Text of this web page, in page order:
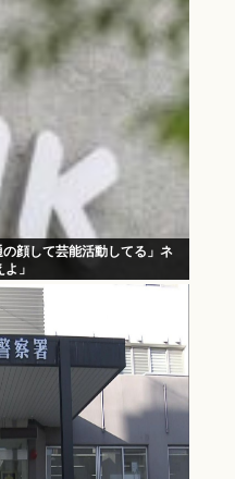
顔して芸能活動してる」ネ
」